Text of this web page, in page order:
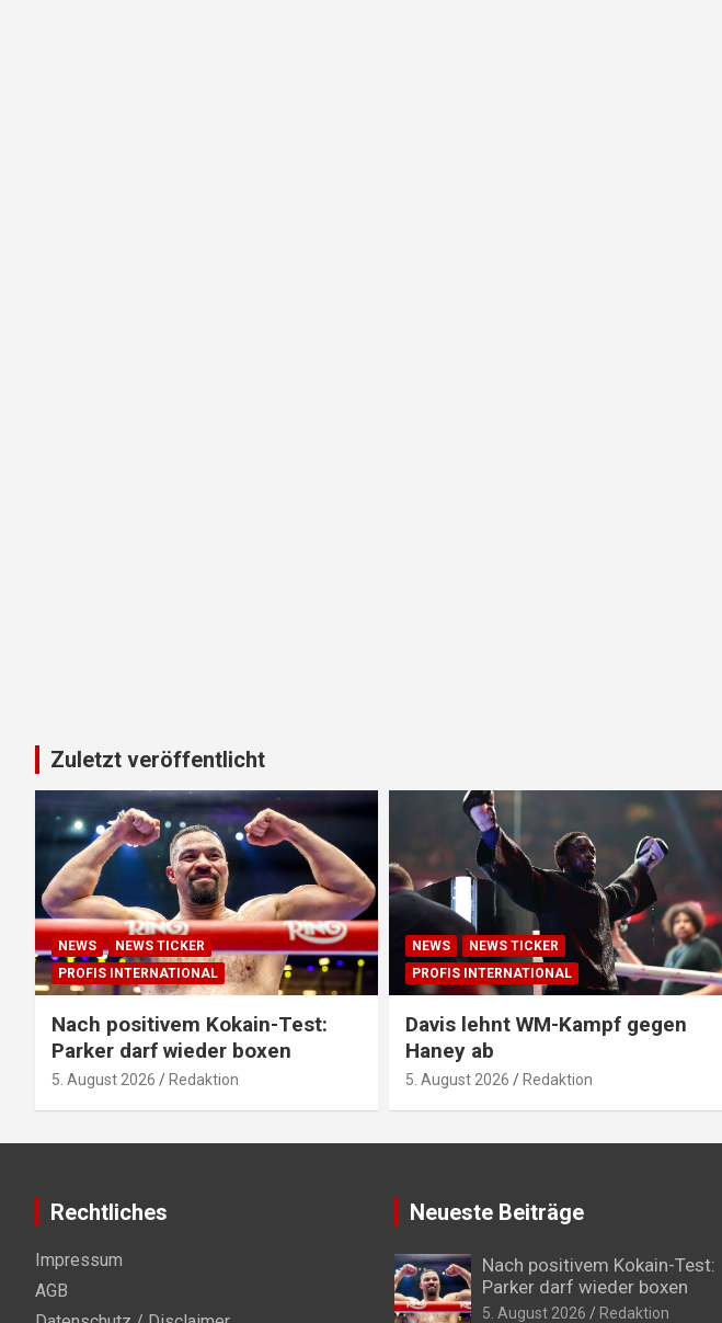
Zuletzt veröffentlicht
NEWS
NEWS TICKER
PROFIS INTERNATIONAL
Nach positivem Kokain-Test:
Parker darf wieder boxen
5. August 2026 Redaktion
NEWS
NEWS TICKER
PROFIS INTERNATIONAL
Davis lehnt WM-Kampf gegen
Haney ab
5. August 2026 Redaktion
Rechtliches
Impressum
AGB
Neueste Beiträge
Nach positivem Kokain-Test:
Parker darf wieder boxen
5. August 2026 Redaktion